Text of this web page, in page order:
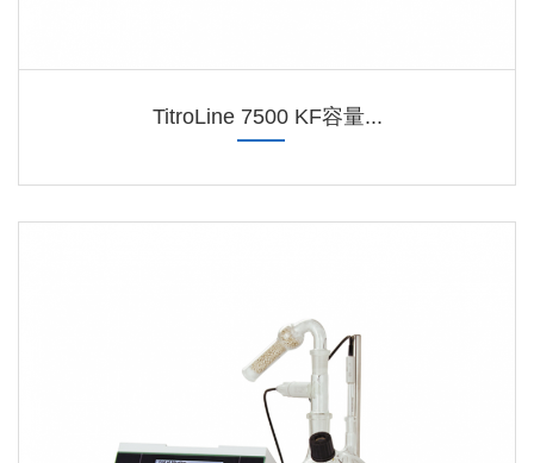
TitroLine 7500 KF容量...